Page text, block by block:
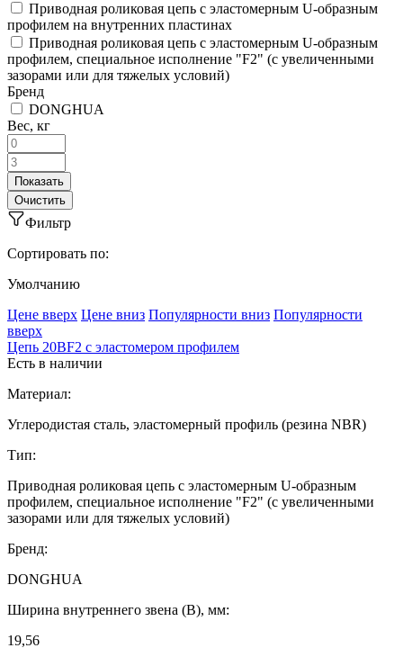
Приводная роликовая цепь с эластомерным U-образным
профилем на внутренних пластинах
Приводная роликовая цепь с эластомерным U-образным
профилем, специальное исполнение "F2" (с увеличенными
зазорами или для тяжелых условий)
Бренд
DONGHUA
Вес, кг
Фильтр
Сортировать по:
Умолчанию
Ценe вверх Ценe вниз Популярности вниз Популярности
вверх
Цепь 20BF2 с эластомером профилем
Есть в наличии
Материал:
Углеродистая сталь, эластомерный профиль (резина NBR)
Тип:
Приводная роликовая цепь с эластомерным U-образным
профилем, специальное исполнение "F2" (с увеличенными
зазорами или для тяжелых условий)
Бренд:
DONGHUA
Ширина внутреннего звена (B), мм:
19,56